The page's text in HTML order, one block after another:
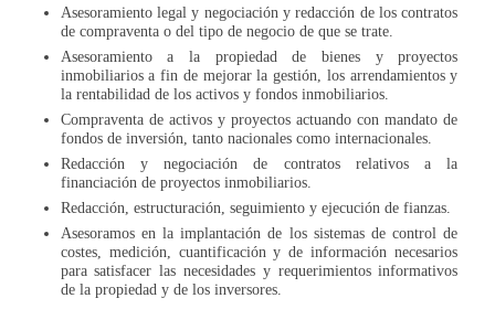
Asesoramiento legal y negociación y redacción de los contratos
de compraventa o del tipo de negocio de que se trate.
Asesoramiento a la propiedad de bienes y proyectos
inmobiliarios a fin de mejorar la gestión, los arrendamientos y
la rentabilidad de los activos y fondos inmobiliarios.
Compraventa de activos y proyectos actuando con mandato de
fondos de inversión, tanto nacionales como internacionales.
Redacción y negociación de contratos relativos a la
financiación de proyectos inmobiliarios.
Redacción, estructuración, seguimiento y ejecución de fianzas.
Asesoramos en la implantación de los sistemas de control de
costes, medición, cuantificación y de información necesarios
para satisfacer las necesidades y requerimientos informativos
de la propiedad y de los inversores.